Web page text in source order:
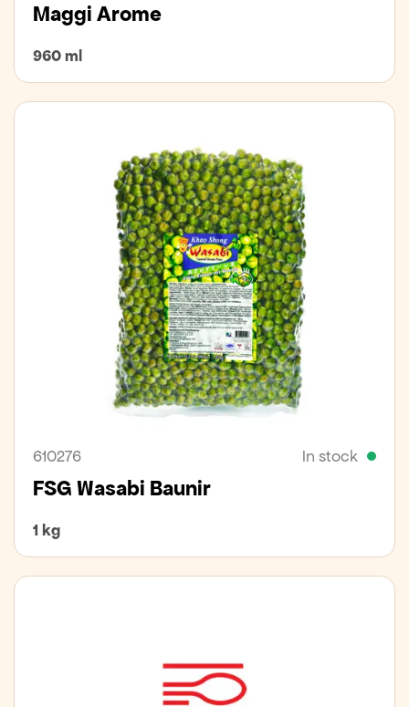
Maggi Arome
960 ml
610276 In stock
FSG Wasabi Baunir
1 kg